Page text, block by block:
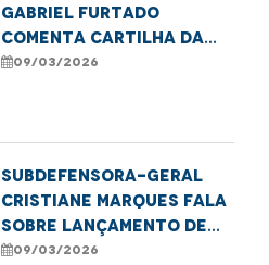
Gabriel Furtado
comenta cartilha da
DPE/MA sobre educação
09/03/2026
Subdefensora-geral
Cristiane Marques fala
sobre lançamento de
cartilha financeira
09/03/2026